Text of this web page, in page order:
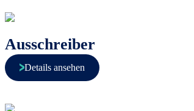
Ausschreiber
Details ansehen